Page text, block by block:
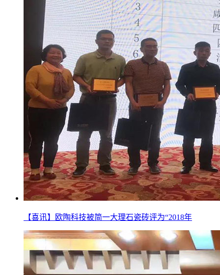
【喜讯】欧陶科技被简一大理石瓷砖评为“2018年